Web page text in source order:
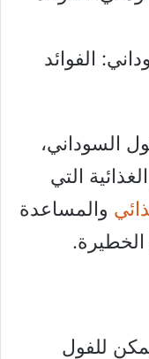
الفوائد
السوداني،
التي
والمساعدة
للفول